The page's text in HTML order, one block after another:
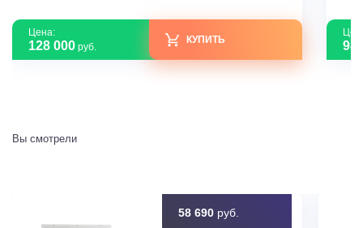
Цена:
128 000 руб.
КУПИТЬ 98
Вы смотрели
58 690 руб.